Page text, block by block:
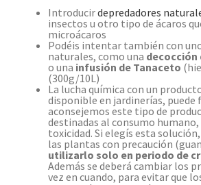
Introducirdepredadores
insectos u otro tipo de ácaros
microácaros
Podéis intentar también con
naturales, como una decocción
o una infusión de Tanaceto
(300g/10L)
La lucha química con un
disponible en jardinerías, puede
aconsejemos este tipo de
destinadas al consumo
toxicidad. Si elegís esta
las plantas con precaución
utilizarlo solo en periodo de
Además se deberá cambiar los
vez en cuando, para evitar que